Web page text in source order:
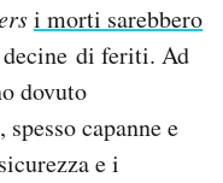
i morti sarebbero
decine di feriti. Ad
dovuto
capanne e
e i